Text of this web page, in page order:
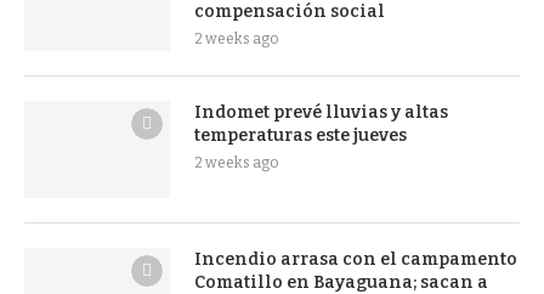
compensación social
2 weeks ago
Indomet prevé lluvias y altas
temperaturas este jueves
2 weeks ago
Incendio arrasa con el campamento
Comatillo en Bayaguana; sacan a